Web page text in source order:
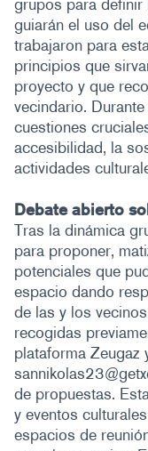
grupos para
guiarán el uso del
trabajaron para
principios que
proyecto y que
vecindario.
cuestiones
accesibilidad, la
actividades
Debate abierto
Tras la dinámica
para proponer,
potenciales que
espacio dando
de las y los
recogidas
plataforma Zeugaz
de propuestas.
y eventos
espacios de